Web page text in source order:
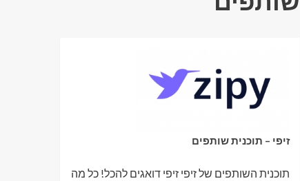
זיפי – תוכנית שותפים
תוכנית השותפים של זיפי זיפי דואגים להכל! כל מה